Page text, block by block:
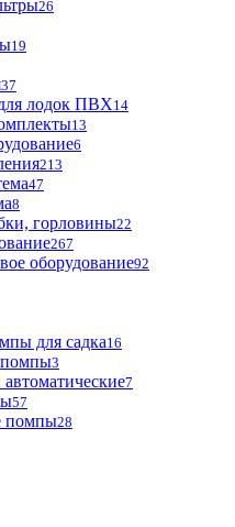
26
19
37
лодок ПВХ14
13
6
213
47
8
горловины22
267
оборудование92
для садка16
3
7
57
помпы28